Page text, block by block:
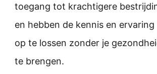
toegang tot krachtigere
en hebben de kennis en ervaring
op te lossen zonder je
te brengen.